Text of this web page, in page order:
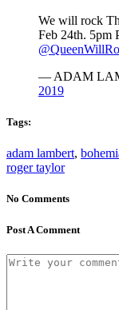
We will rock
Feb 24th. 5pm
— ADAM
2019
Tags:
adam lambert,
roger taylor
No Comments
Post A Comment